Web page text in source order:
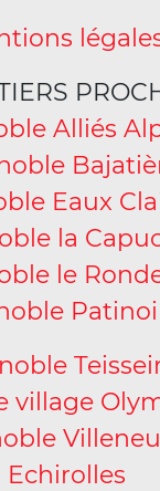
Alliés
Eaux
la
le
village
Echirolles